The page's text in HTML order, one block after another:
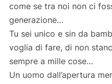
come se tra noi non ci
generazione…
Tu sei unico e sin da
voglia di fare, di non
sempre a mille cose…
Un uomo dall’apertura